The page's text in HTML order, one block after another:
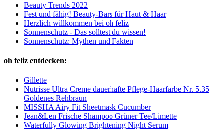
Beauty Trends 2022
Fest und fähig! Beauty-Bars für Haut & Haar
Herzlich willkommen bei oh feliz
Sonnenschutz - Das solltest du wissen!
Sonnenschutz: Mythen und Fakten
oh feliz entdecken:
Gillette
Nutrisse Ultra Creme dauerhafte Pflege-Haarfarbe Nr. 5.35
Goldenes Rehbraun
MISSHA Airy Fit Sheetmask Cucumber
Jean&Len Frische Shampoo Grüner Tee/Limette
Waterfully Glowing Brightening Night Serum